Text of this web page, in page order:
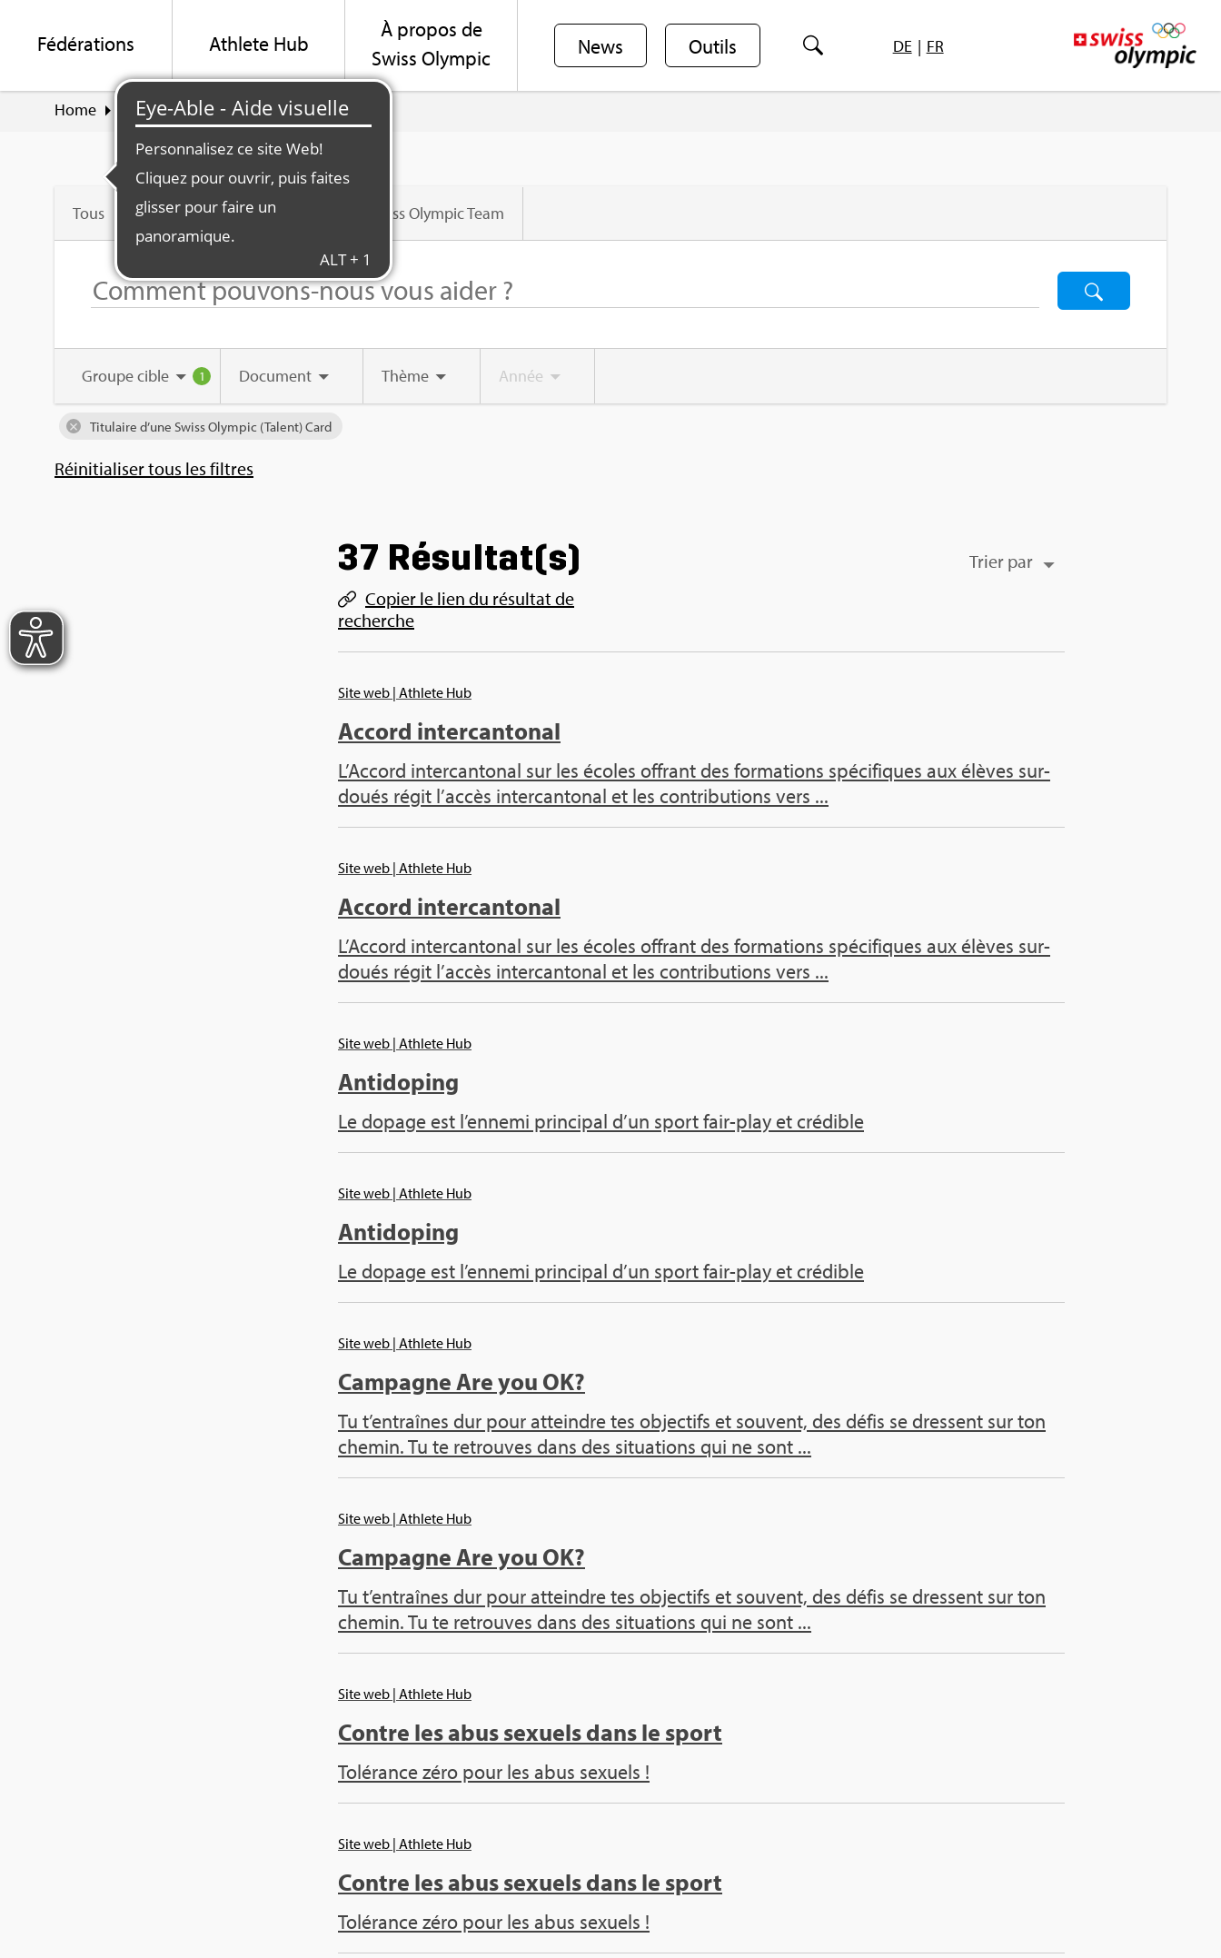
Fédé­ra­tions Ath­lete Hub
À pro­pos de
Swiss Olym­pic
News Outils DE | FR
Home Suche
Tous Fédé­ra­tion Swiss Olym­pic Swiss Olym­pic Team
Groupe cible 1 Docu­ment Thème Année
Titu­laire d’une Swiss Olym­pic (Talent) Card
Réini­tia­li­ser tous les filtres
37 Résul­tat(s)
Trier par
Copier le lien du résul­tat de
recherche
Site web | Ath­lete Hub
Accord inter­can­to­nal
L’Ac­cord inter­can­to­nal sur les écoles offrant des for­ma­tions spé­ci­fiques aux élèves sur­
doués régit l’ac­cès inter­can­to­nal et les contri­bu­tions vers ...
Site web | Ath­lete Hub
Accord inter­can­to­nal
L’Ac­cord inter­can­to­nal sur les écoles offrant des for­ma­tions spé­ci­fiques aux élèves sur­
doués régit l’ac­cès inter­can­to­nal et les contri­bu­tions vers ...
Site web | Ath­lete Hub
Anti­do­ping
Le dopage est l’en­nemi prin­ci­pal d’un sport fair-play et cré­dible
Site web | Ath­lete Hub
Anti­do­ping
Le dopage est l’en­nemi prin­ci­pal d’un sport fair-play et cré­dible
Site web | Ath­lete Hub
Cam­pagne Are you OK?
Tu t’en­traînes dur pour atteindre tes objec­tifs et sou­vent, des défis se dressent sur ton
che­min. Tu te retrouves dans des situa­tions qui ne sont ...
Site web | Ath­lete Hub
Cam­pagne Are you OK?
Tu t’en­traînes dur pour atteindre tes objec­tifs et sou­vent, des défis se dressent sur ton
che­min. Tu te retrouves dans des situa­tions qui ne sont ...
Site web | Ath­lete Hub
Contre les abus sexuels dans le sport
Tolé­rance zéro pour les abus sexuels !
Site web | Ath­lete Hub
Contre les abus sexuels dans le sport
Tolé­rance zéro pour les abus sexuels !